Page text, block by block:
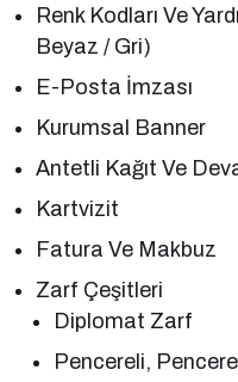
Renk Kodları Ve
Beyaz / Gri)
E-Posta İmzası
Kurumsal Banner
Antetli Kağıt Ve
Kartvizit
Fatura Ve Makbuz
Zarf Çeşitleri
Diplomat Zarf
Pencereli,